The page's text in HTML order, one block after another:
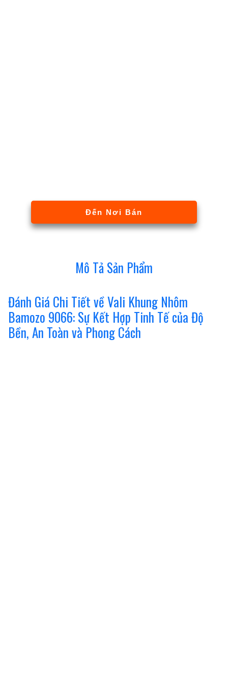
Đến Nơi Bán
Mô Tả Sản Phẩm
Đánh Giá Chi Tiết về Vali Khung Nhôm
Bamozo 9066: Sự Kết Hợp Tinh Tế của Độ
Bền, An Toàn và Phong Cách